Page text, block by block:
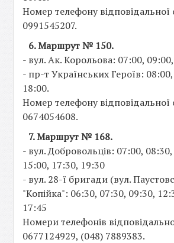
Номер телефону відповідальної
0991545207.
6. Маршрут № 150.
- вул. Ак. Корольова: 07:00,
- пр-т Українських Героїв:
18:00.
Номер телефону відповідальної
0674054608.
7. Маршрут № 168.
- вул. Добровольців: 07:00,
15:00, 17:30, 19:30
- вул. 28-ї бригади (вул.
"Копійка": 06:30, 07:30, 09:30,
17:45
Номери телефонів
0677124929, (048) 7889383.